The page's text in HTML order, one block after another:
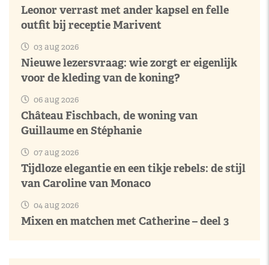
Leonor verrast met ander kapsel en felle
outfit bij receptie Marivent
03 aug 2026
Nieuwe lezersvraag: wie zorgt er eigenlijk
voor de kleding van de koning?
06 aug 2026
Château Fischbach, de woning van
Guillaume en Stéphanie
07 aug 2026
Tijdloze elegantie en een tikje rebels: de stijl
van Caroline van Monaco
04 aug 2026
Mixen en matchen met Catherine – deel 3